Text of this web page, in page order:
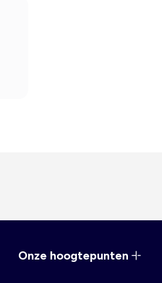
Onze hoogtepunten